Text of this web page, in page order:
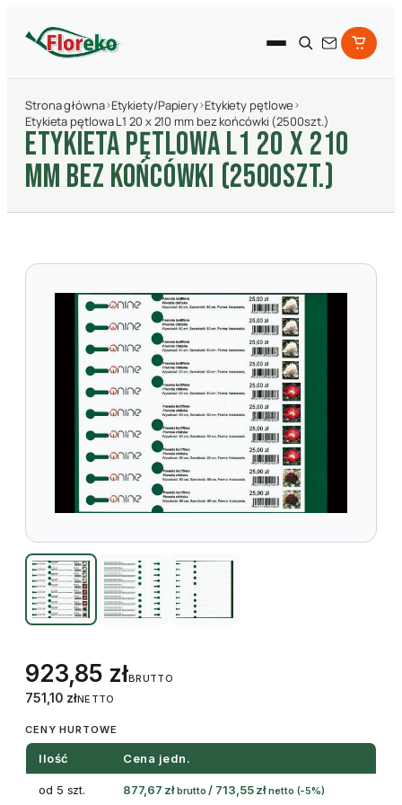
Strona główna›Etykiety/Papiery›Etykiety pętlowe›
Etykieta pętlowa L1 20 x 210 mm bez końcówki (2500szt.)
ETYKIETA PęTLOWA L1 20 X 210
MM BEZ KOńCóWKI (2500SZT.)
923,85 złBRUTTO
751,10 złNETTO
CENY HURTOWE
Ilość Cena jedn.
od 5 szt. 877,67 zł brutto / 713,55zł netto (-5%)